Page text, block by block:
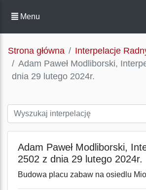
Menu
Strona główna
Interpelacje
Adam Paweł Modliborski,
dnia 29 lutego 2024r.
Adam Paweł Modliborski,
2502 z dnia 29 lutego 2024r.
Budowa placu zabaw na osiedlu